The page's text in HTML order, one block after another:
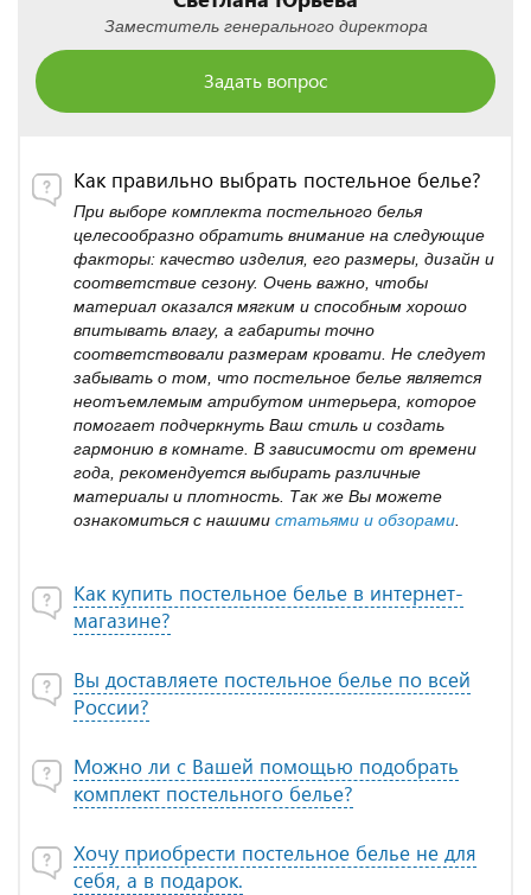
Заместитель генерального директора
Задать вопрос
Как правильно выбрать постельное белье?
При выборе комплекта постельного белья
целесообразно обратить внимание на следующие
факторы: качество изделия, его размеры, дизайн и
соответствие сезону. Очень важно, чтобы
материал оказался мягким и способным хорошо
впитывать влагу, а габариты точно
соответствовали размерам кровати. Не следует
забывать о том, что постельное белье является
неотъемлемым атрибутом интерьера, которое
помогает подчеркнуть Ваш стиль и создать
гармонию в комнате. В зависимости от времени
года, рекомендуется выбирать различные
материалы и плотность. Так же Вы можете
ознакомиться с нашими статьями и обзорами
Как купить постельное белье в интернет-
магазине?
Вы доставляете постельное белье по всей
России?
Можно ли с Вашей помощью подобрать
комплект постельного белье?
Хочу приобрести постельное белье не для
себя, а в подарок.